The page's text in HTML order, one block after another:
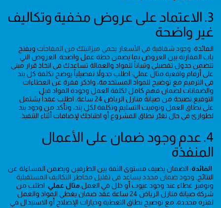
3. الاعتماد على عروض مخفية وتكاليف
غير واضحة
الفائدة: وجود شفافية في الأسعار يحمي ميزانيتك من المفاجآت ويفتح
باب المقارنة بين العروض بما يضمن خطة عمل واضحة. العروض التي
تتضمن جدول تفصيلي وتبياناً للمواد والعمالة تساعدك في اتخاذ قرار مبني
على أرقام واقعية.مثال عملي: اطلب جدولاً تفصيلياً يوضح تكلفة كل بند
في الترميم مع توضيح للمواد المستخدمة، واذكر فقرة عن العطاءات
والضمانات لضمان فهم كامل لكلفة العمل وجودة المواد قبل
التوقيع.نصيحة من صيانة منازل الرياض 24 ساعة: اطلب عقداً يشتمل
على نطاق العمل وتوقيت التسليم وتكلفة لكل بند، وتأكد من وجود بند
لطوارئ في حال تغيّر نطاق المشروع أو احتياجك لإضافات أثناء التنفيذ.
4. عدم وجود ضمان على الأعمال
المنفذة
الفائدة: الضمان يضيف مستوى الثقة بين الطرفين ويضمن المساءلة عن
النتائج. وجود ضمان محدد يساعد في تقليل مخاطر التكاليف المستقبلية
وتوفير غطاء عند وجود عيوب أو خلل في العمل. مثال عملي: اطلب من
شركة صيانة منازل الرياض 24 ساعة عقد ضمان يغطي المواد والعمل
لفترة محددة، مع توضيح نطاق التغطية وخيارات الإصلاح أو الاستبدال في